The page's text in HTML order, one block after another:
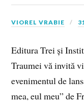
VIOREL VRABIE
Editura Trei și
Traumei vă invită
evenimentul de
mea, eul meu” de